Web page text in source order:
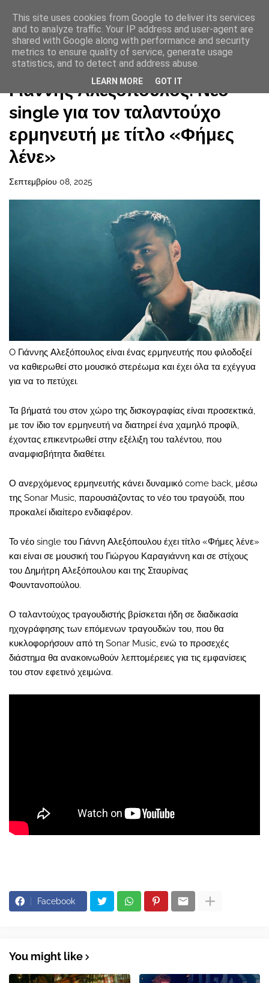
Αρχική σελίδα
Γιάννης Αλεξόπουλος: Νέο
single για τον ταλαντούχο
ερμηνευτή με τίτλο «Φήμες
λένε»
Σεπτεμβρίου 08, 2025
O Γιάννης Αλεξόπουλος είναι ένας ερμηνευτής που φιλοδοξεί
να καθιερωθεί στο μουσικό στερέωμα και έχει όλα τα εχέγγυα
για να το πετύχει.
Τα βήματά του στον χώρο της δισκογραφίας είναι προσεκτικά,
με τον ίδιο τον ερμηνευτή να διατηρεί ένα χαμηλό προφίλ,
έχοντας επικεντρωθεί στην εξέλιξη του ταλέντου, που
αναμφισβήτητα διαθέτει.
Ο ανερχόμενος ερμηνευτής κάνει δυναμικό come back, μέσω
της Sonar Music, παρουσιάζοντας το νέο του τραγούδι, που
προκαλεί ιδιαίτερο ενδιαφέρον.
Το νέο single του Γιάννη Αλεξόπουλου έχει τίτλο «Φήμες λένε»
και είναι σε μουσική του Γιώργου Καραγιάννη και σε στίχους
του Δημήτρη Αλεξόπουλου και της Σταυρίνας
Φουντανοπούλου.
Ο ταλαντούχος τραγουδιστής βρίσκεται ήδη σε διαδικασία
ηχογράφησης των επόμενων τραγουδιών του, που θα
κυκλοφορήσουν από τη Sonar Music, ενώ το προσεχές
διάστημα θα ανακοινωθούν λεπτομέρειες για τις εμφανίσεις
του στον εφετινό χειμώνα.
Facebook
You might like
This site uses cookies from Google to deliver its services
and to analyze traffic. Your IP address and user-agent are
shared with Google along with performance and security
metrics to ensure quality of service, generate usage
statistics, and to detect and address abuse.
LEARN MORE GOT IT